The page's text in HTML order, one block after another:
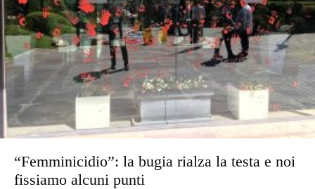
“Femminicidio”: la bugia rialza la testa e noi
fissiamo alcuni punti